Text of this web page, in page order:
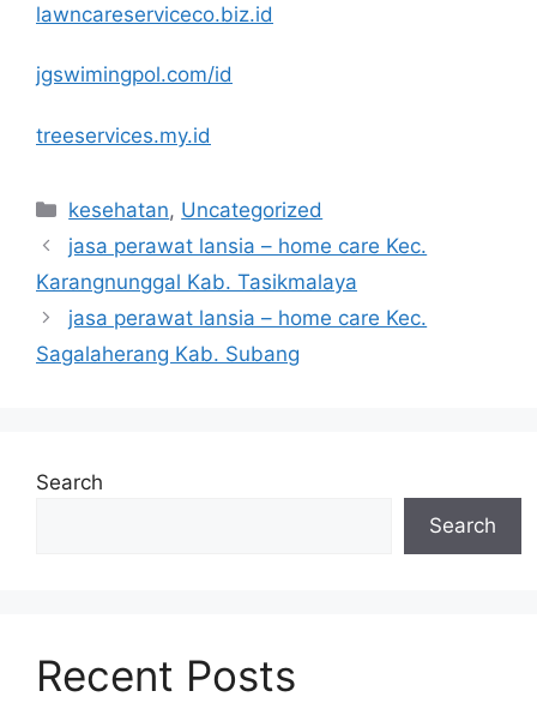
lawncareserviceco.biz.id
jgswimingpol.com/id
treeservices.my.id
Categories
kesehatan, Uncategorized
jasa perawat lansia – home care Kec.
Karangnunggal Kab. Tasikmalaya
jasa perawat lansia – home care Kec.
Sagalaherang Kab. Subang
Search
Search
Recent Posts